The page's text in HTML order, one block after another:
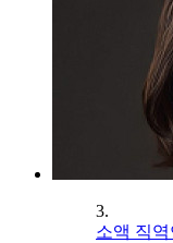
3.
소액 직